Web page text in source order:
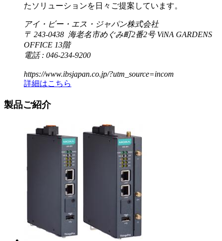
たソリューションを日々ご提案しています。
アイ・ビー・エス・ジャパン株式会社
〒 243-0438 海老名市めぐみ町2番2号 ViNA GARDENS
OFFICE 13階
電話 : 046-234-9200
https://www.ibsjapan.co.jp/?utm_source=incom
詳細はこちら
製品ご紹介